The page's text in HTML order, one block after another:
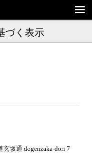
づく表示
坂通 dogenzaka-dori 7